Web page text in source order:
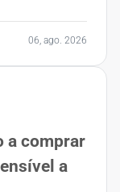
06, ago. 2026
a comprar
a